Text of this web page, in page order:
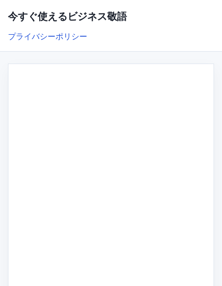
今すぐ使えるビジネス敬語
プライバシーポリシー